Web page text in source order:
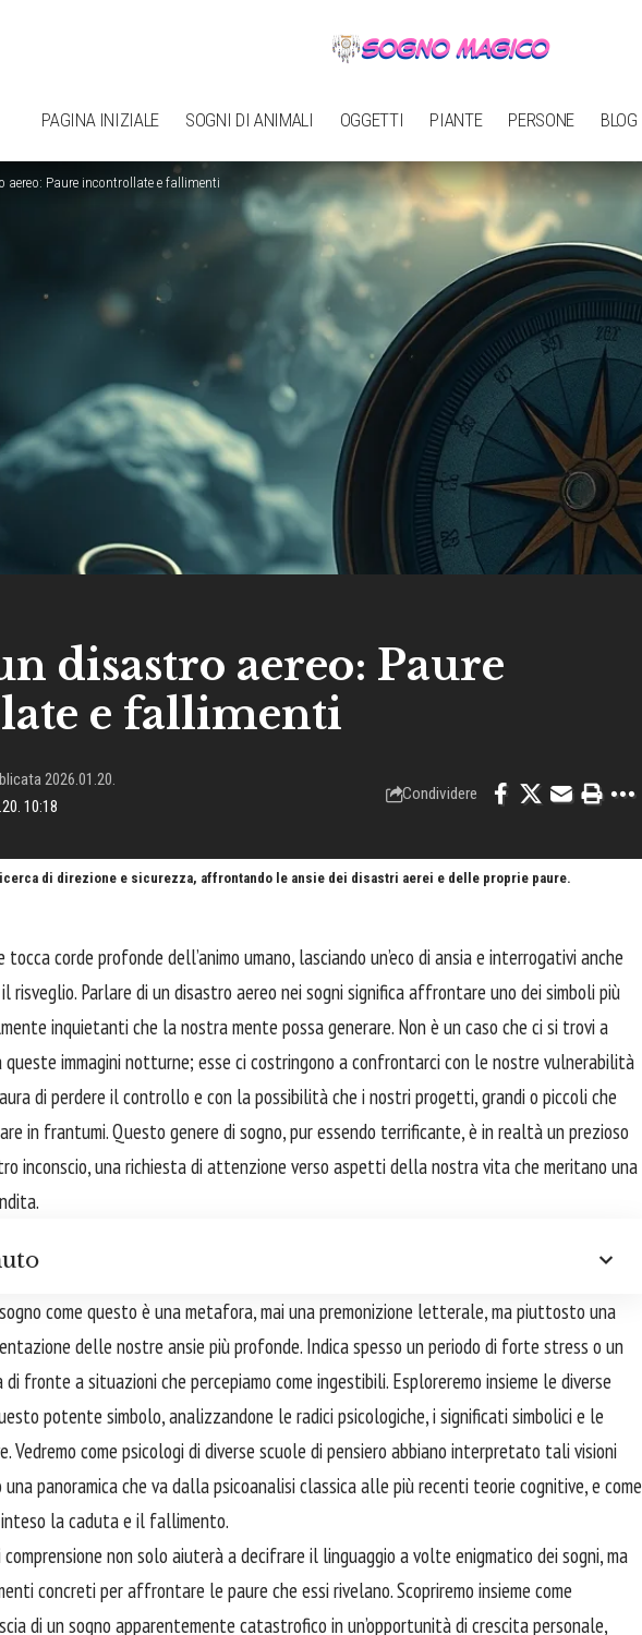
PAGINA INIZIALE SOGNI DI ANIMALI OGGETTI PIANTE PERSONE BLOG
aereo: Paure incontrollate e fallimenti
disastro aereo: Paure
e fallimenti
10:18
2026.01.20.
Condividere
di direzione e sicurezza, affrontando le ansie dei disastri aerei e delle proprie paure.
tocca corde profonde dell’animo umano, lasciando un’eco di ansia e interrogativi anche
risveglio. Parlare di un disastro aereo nei sogni significa affrontare uno dei simboli più
inquietanti che la nostra mente possa generare. Non è un caso che ci si trovi a
queste immagini notturne; esse ci costringono a confrontarci con le nostre vulnerabilità
di perdere il controllo e con la possibilità che i nostri progetti, grandi o piccoli che
in frantumi. Questo genere di sogno, pur essendo terrificante, è in realtà un prezioso
inconscio, una richiesta di attenzione verso aspetti della nostra vita che meritano una
come questo è una metafora, mai una premonizione letterale, ma piuttosto una
delle nostre ansie più profonde. Indica spesso un periodo di forte stress o un
fronte a situazioni che percepiamo come ingestibili. Esploreremo insieme le diverse
potente simbolo, analizzandone le radici psicologiche, i significati simbolici e le
Vedremo come psicologi di diverse scuole di pensiero abbiano interpretato tali visioni
panoramica che va dalla psicoanalisi classica alle più recenti teorie cognitive, e come
la caduta e il fallimento.
non solo aiuterà a decifrare il linguaggio a volte enigmatico dei sogni, ma
concreti per affrontare le paure che essi rivelano. Scopriremo insieme come
di un sogno apparentemente catastrofico in un’opportunità di crescita personale,